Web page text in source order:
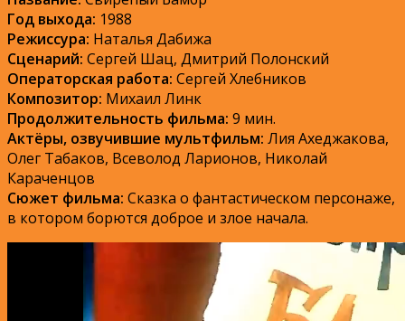
Год выхода: 1988
Режиссура: Наталья Дабижа
Сценарий: Сергей Шац, Дмитрий Полонский
Операторская работа: Сергей Хлебников
Композитор: Михаил Линк
Продолжительность фильма: 9 мин.
Актёры, озвучившие мультфильм: Лия Ахеджакова,
Олег Табаков, Всеволод Ларионов, Николай
Караченцов
Сюжет фильма: Сказка о фантастическом персонаже,
в котором борются доброе и злое начала.